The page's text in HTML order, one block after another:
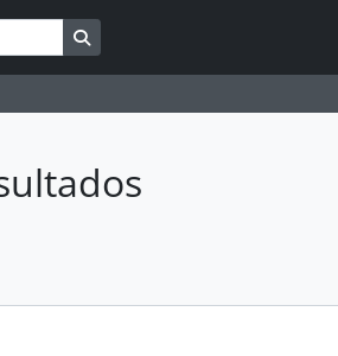
Busque na página de navegação